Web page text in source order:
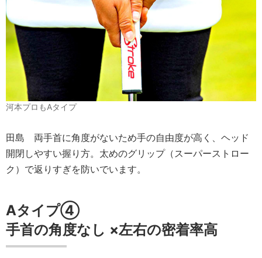
河本プロもAタイプ
田島 両手首に角度がないため手の自由度が高く、ヘッド
開閉しやすい握り方。太めのグリップ（スーパーストロー
ク）で返りすぎを防いでいます。
Aタイプ④
手首の角度なし ×左右の密着率高